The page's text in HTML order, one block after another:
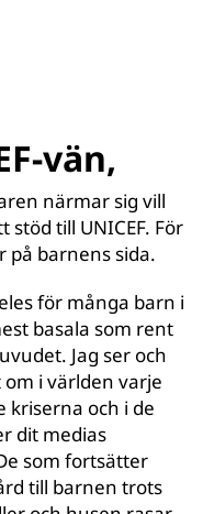
vän,
närmar sig vill
stöd till UNICEF. För
på barnens sida.
för många barn i
basala som rent
Jag ser och
i världen varje
kriserna och i de
dit medias
som fortsätter
till barnen trots